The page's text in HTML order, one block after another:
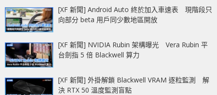
[XF 新聞] Android Auto 終於加入車速表 現階段只
向部分 beta 用戶同少數地區開放
[XF 新聞] NVIDIA Rubin 架構曝光 Vera Rubin 平
台劍指 5 倍 Blackwell 算力
[XF 新聞] 外掛解鎖 Blackwell VRAM 逐粒監測 解
決 RTX 50 溫度監測盲點